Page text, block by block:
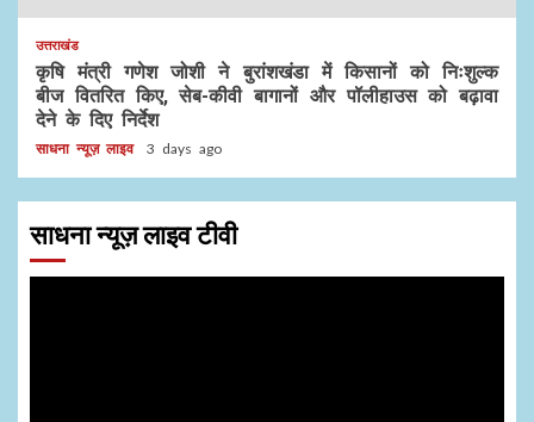
उत्तराखंड
कृषि मंत्री गणेश जोशी ने बुरांशखंडा में किसानों को निःशुल्क
बीज वितरित किए, सेब-कीवी बागानों और पॉलीहाउस को बढ़ावा
देने के दिए निर्देश
साधना न्यूज़ लाइव 3 days ago
साधना न्यूज़ लाइव टीवी